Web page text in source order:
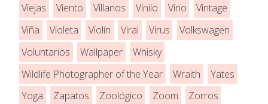
Viejas
Viento Villanos Vinilo Vino
Vintage
Viña
Violeta Violín Viral Virus
Volkswagen
Voluntarios
Wallpaper
Whisky
Wildlife Photographer of the Year
Wraith
Yates
Yoga
Zapatos Zoológico Zoom Zorros